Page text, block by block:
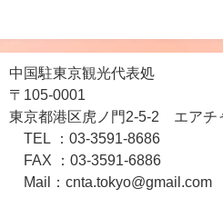
中国駐東京観光代表処
〒105-0001
東京都港区虎ノ門2-5-2 エアチ
TEL ：03-3591-8686
FAX ：03-3591-6886
Mail：cnta.tokyo@gmail.com